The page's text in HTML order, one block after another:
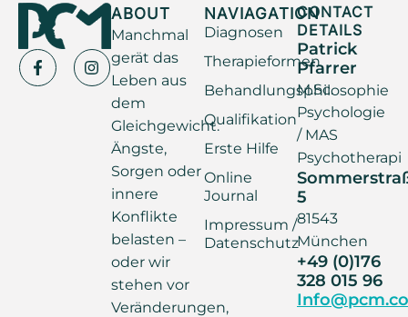
ABOUT
Manchmal
gerät das
Leben aus
dem
Gleichgewicht.
Ängste,
Sorgen oder
innere
Konflikte
belasten –
oder wir
stehen vor
Veränderungen,
NAVIAGATION
Diagnosen
Therapieformen
Behandlungsphilosophie
Qualifikation
Erste Hilfe
Online
Journal
Impressum /
Datenschutz
CONTACT
DETAILS
Patrick
Pfarrer
M.Sc.
Psychologie
/ MAS
Psychotherapi
5
81543
München
+49 (0)176
328 015 96